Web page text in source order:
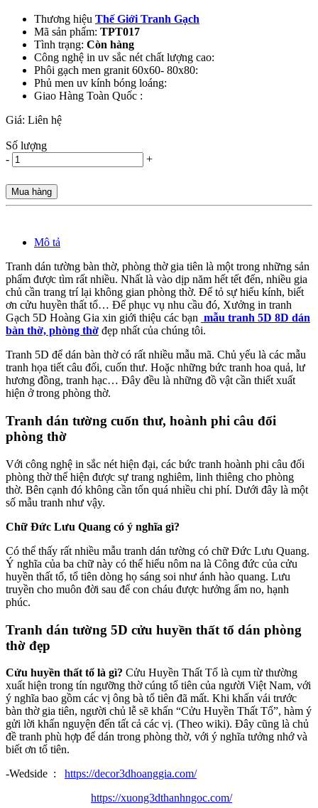
Thương hiệu Thế Giới Tranh Gạch
Mã sản phẩm: TPT017
Tình trạng: Còn hàng
Công nghệ in uv sắc nét chất lượng cao:
Phôi gạch men granit 60x60- 80x80:
Phủ men uv kính bóng loáng:
Giao Hàng Toàn Quốc :
Giá: Liên hệ
Số lượng
-
+
Mua hàng
Mô tả
Tranh dán tường bàn thờ, phòng thờ gia tiên là một trong những sản
phẩm được tìm rất nhiều. Nhất là vào dịp năm hết tết đến, nhiều gia
chủ cần trang trí lại không gian phòng thờ. Để tỏ sự hiếu kính, biết
ơn cửu huyền thất tổ… Để phục vụ nhu cầu đó, Xưởng in tranh
Gạch 5D Hoàng Gia xin giới thiệu các bạn mẫu tranh 5D 8D dán
bàn thờ, phòng thờ đẹp nhất của chúng tôi.
Tranh 5D để dán bàn thờ có rất nhiều mẫu mã. Chủ yếu là các mẫu
tranh họa tiết câu đối, cuốn thư. Hoặc những bức tranh hoa quả, lư
hương đồng, tranh hạc… Đây đều là những đồ vật cần thiết xuất
hiện ở trong phòng thờ.
Tranh dán tường cuốn thư, hoành phi câu đối
phòng thờ
Với công nghệ in sắc nét hiện đại, các bức tranh hoành phi câu đối
phòng thờ thể hiện được sự trang nghiêm, linh thiêng cho phòng
thờ. Bên cạnh đó không cần tốn quá nhiều chi phí. Dưới đây là một
số mẫu tranh như vậy.
Chữ Đức Lưu Quang có ý nghĩa gì?
Có thể thấy rất nhiều mẫu tranh dán tường có chữ Đức Lưu Quang.
Ý nghĩa của ba chữ này có thể hiểu nôm na là Công đức của cửu
huyền thất tổ, tổ tiên dòng họ sáng soi như ánh hào quang. Lưu
truyền cho muôn đời sau để con cháu được hưởng ấm no, hạnh
phúc.
Tranh dán tường 5D cửu huyền thất tổ dán phòng
thờ đẹp
Cửu huyền thất tổ là gì? Cửu Huyền Thất Tổ là cụm từ thường
xuất hiện trong tín ngưỡng thờ cúng tổ tiên của người Việt Nam, với
ý nghĩa bao gồm các vị ông bà tổ tiên đã mất. Khi khấn vái trước
bàn thờ gia tiên, người chủ lễ sẽ khấn “Cửu Huyền Thất Tổ”, hàm ý
gửi lời khấn nguyện đến tất cả các vị. (Theo wiki). Đây cũng là chủ
đề tranh phù hợp để dán trong phòng thờ, với ý nghĩa tưởng nhớ và
biết ơn tổ tiên.
-Wedside : https://decor3dhoanggia.com/
https://xuong3dthanhngoc.com/